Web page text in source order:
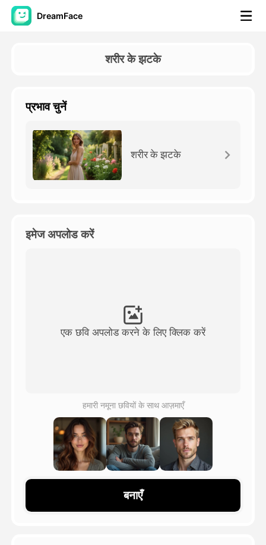
DreamFace
एआई वीडियो
एआई फोटो
अन्य उपकरण
सभी टेम्पलेट देखें
ब्लॉग
शरीर के झटके
प्रभाव चुनें
शरीर के झटके
इमेज अपलोड करें
एक छवि अपलोड करने के लिए क्लिक करें
हमारी नमूना छवियों के साथ आज़माएँ
बनाएँ